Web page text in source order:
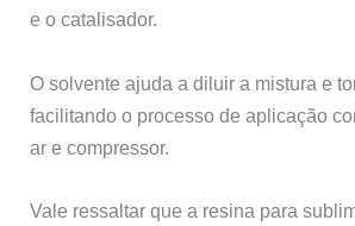
e o catalisador.
O solvente ajuda a diluir a mistura e
facilitando o processo de aplicação
ar e compressor.
Vale ressaltar que a resina para